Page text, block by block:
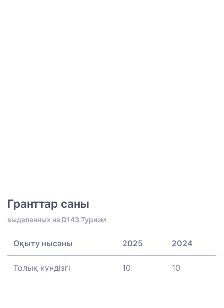
Гранттар саны
выделенных на D143 Туризм
Оқыту нысаны 2025 2024
Толық күндізгі 10 10